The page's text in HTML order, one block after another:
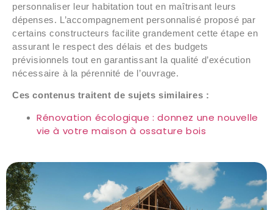
personnaliser leur habitation tout en maîtrisant leurs
dépenses. L’accompagnement personnalisé proposé par
certains constructeurs facilite grandement cette étape en
assurant le respect des délais et des budgets
prévisionnels tout en garantissant la qualité d’exécution
nécessaire à la pérennité de l’ouvrage.
Ces contenus traitent de sujets similaires :
Rénovation écologique : donnez une nouvelle
vie à votre maison à ossature bois